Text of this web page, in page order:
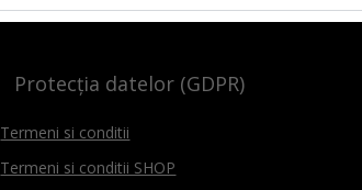
Protecția datelor (GDPR)
Termeni si conditii
Termeni si conditii SHOP